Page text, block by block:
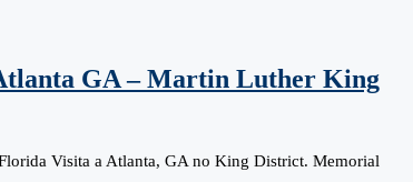
GA – Martin Luther King
Visita a Atlanta, GA no King District. Memorial